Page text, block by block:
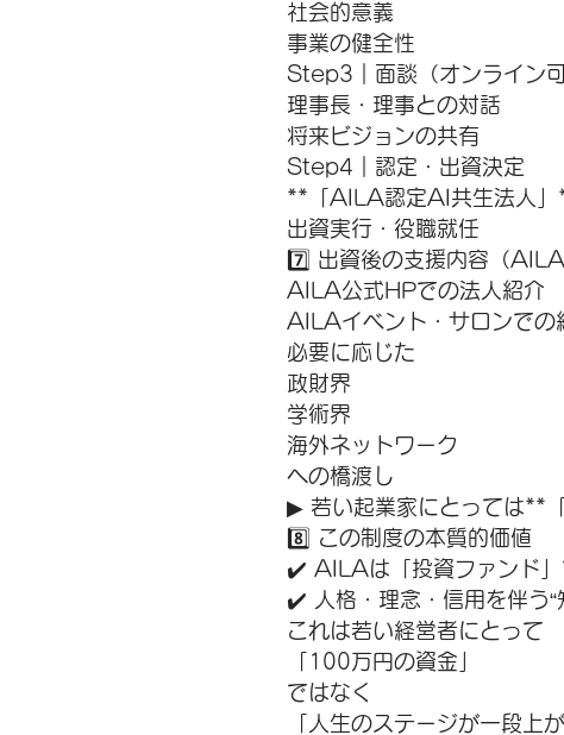
社会的意義
事業の健全性
Step3｜面談（オンライン可
理事長・理事との対話
将来ビジョンの共有
Step4｜認定・出資決定
**「AILA認定AI共生法人」
出資実行・役職就任
7️⃣ 出資後の支援内容（AILA
AILA公式HPでの法人紹介
AILAイベント・サロンでの
必要に応じた
政財界
学術界
海外ネットワーク
への橋渡し
▶︎ 若い起業家にとっては**
8️⃣ この制度の本質的価値
✔️ AILAは「投資ファンド」
✔️ 人格・理念・信用を伴う“
これは若い経営者にとって
「100万円の資金」
ではなく
「人生のステージが一段上